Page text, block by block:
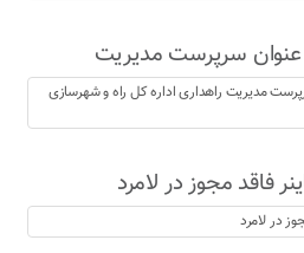
سرپرست مدیریت
شهرسازی لارستان معرفی شد